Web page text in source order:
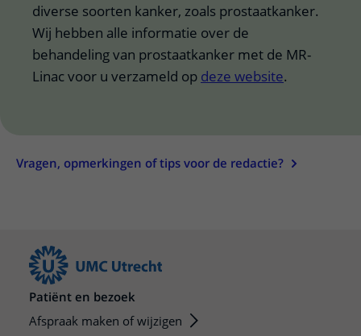
diverse soorten kanker, zoals prostaatkanker.
Wij hebben alle informatie over de
behandeling van prostaatkanker met de MR-
Linac voor u verzameld op deze website.
Vragen, opmerkingen of tips voor de redactie?
Patiënt en bezoek
Afspraak maken of wijzigen